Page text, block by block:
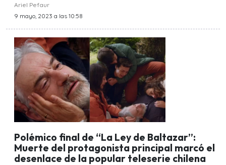
Ariel Pefaur
9 mayo, 2023 a las 10:58
Polémico final de “La Ley de Baltazar”:
Muerte del protagonista principal marcó el
desenlace de la popular teleserie chilena